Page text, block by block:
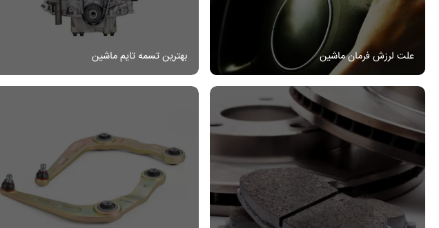
علت لرزش فرمان ماشین بهترین تسمه تایم ماشین